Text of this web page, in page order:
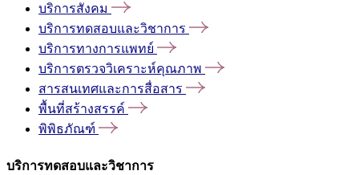
บริการสังคม
บริการทดสอบและวิชาการ
บริการทางการแพทย์
บริการตรวจวิเคราะห์คุณภาพ
สารสนเทศและการสื่อสาร
พื้นที่สร้างสรรค์
พิพิธภัณฑ์
บริการทดสอบและวิชาการ